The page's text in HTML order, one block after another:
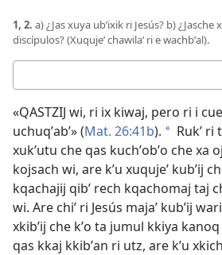
1, 2. a) ¿Jas xuya ubʼixik ri Jesús? b)
discípulos? (Xuqujeʼ chawilaʼ ri e wachbʼal).
«QASTZIJ wi, ri ix kiwaj, pero ri i
uchuqʼabʼ» (Mat. 26:41b). a Rukʼ ri
xukʼutu che qas kuchʼobʼo che xa
kojsach wi, are kʼu xuqujeʼ kubʼij
kqachajij qibʼ rech kqachomaj taj
wi. Are chiʼ ri Jesús majaʼ kubʼij
xkibʼij che kʼo ta jumul kkiya kanoq
qas kkaj kkibʼan ri utz, are kʼu